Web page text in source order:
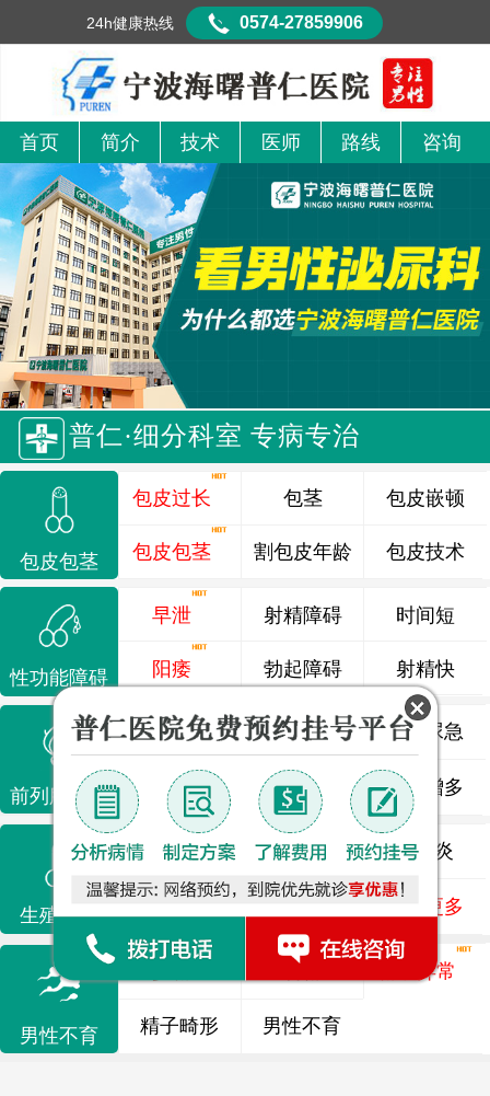
首页 简介 技术 医师 路线 咨询
普仁·细分科室 专病专治
包皮包茎
包皮过长
包皮包茎
包茎
割包皮年龄
包皮嵌顿
包皮技术
性功能障碍
早泄
阳痿
射精障碍
勃起障碍
时间短
射精快
前列腺疾病
前列腺炎 前列腺痛 尿频尿急
前列腺增生 排尿不畅 夜尿增多
生殖感染
龟头炎 睾丸炎 尿道炎
了解更多
男性不育
弱精 精液异常
精子畸形 男性不育
24h健康热线 0574-27859906